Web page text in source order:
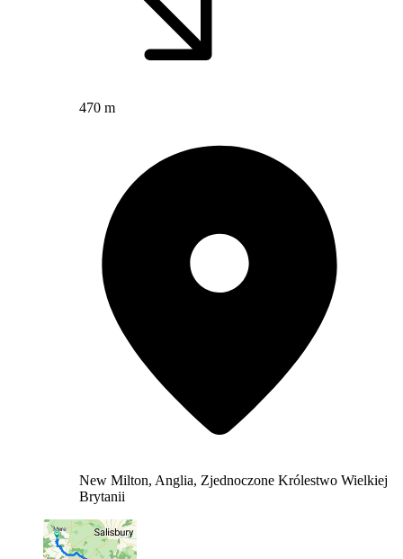
470 m
New Milton, Anglia, Zjednoczone Królestwo Wielkiej
Brytanii